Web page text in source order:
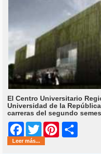
El Centro Universitario
Universidad de la
carreras del segundo
Facebook
Twitter Pinterest
Leer más...